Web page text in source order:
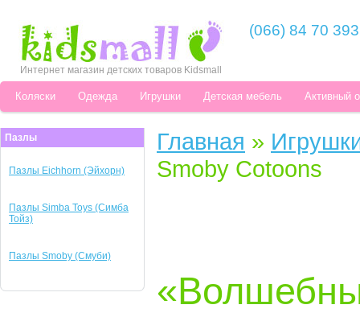
Интернет магазин детских товаров Kidsmall
(066) 84 70 393
Коляски Одежда Игрушки Детская мебель Активный
Пазлы
Пазлы Eichhorn (Эйхорн)
Пазлы Simba Toys (Симба
Тойз)
Пазлы Smoby (Смуби)
Главная »
Smoby Cotoons